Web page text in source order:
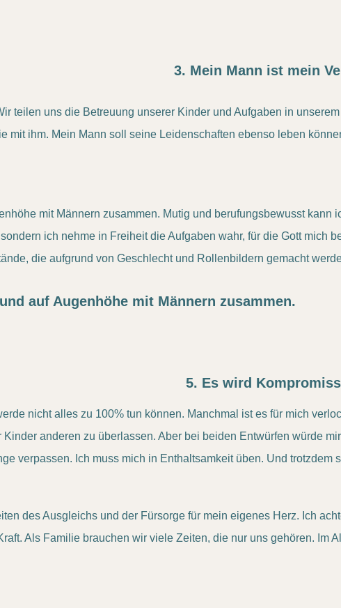
3. Mein Mann ist mein
teilen uns die Betreuung unserer Kinder und Aufgaben in
mit ihm. Mein Mann soll seine Leidenschaften ebenso leben
mit Männern zusammen. Mutig und berufungsbewusst
ich nehme in Freiheit die Aufgaben wahr, für die Gott mich
die aufgrund von Geschlecht und Rollenbildern gemacht
auf Augenhöhe mit Männern zusammen.
5. Es wird
nicht alles zu 100% tun können. Manchmal ist es für mich
anderen zu überlassen. Aber bei beiden Entwürfen würde
verpassen. Ich muss mich in Enthaltsamkeit üben. Und
des Ausgleichs und der Fürsorge für mein eigenes Herz. Ich
Als Familie brauchen wir viele Zeiten, die nur uns gehören. Im